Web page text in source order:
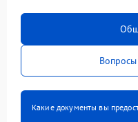
Какие документы вы